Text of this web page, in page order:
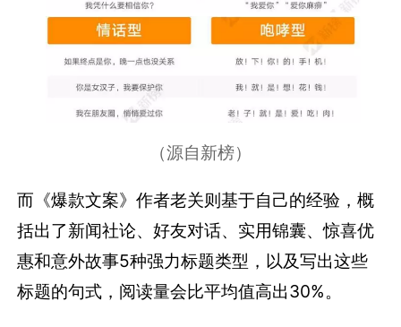
（源自新榜）
而《爆款文案》作者老关则基于自己的经验，概
括出了新闻社论、好友对话、实用锦囊、惊喜优
惠和意外故事5种强力标题类型，以及写出这些
标题的句式，阅读量会比平均值高出30%。